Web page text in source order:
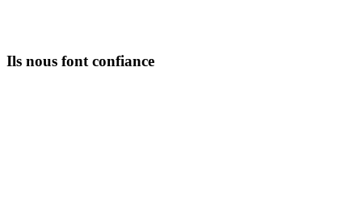
Ils nous font confiance